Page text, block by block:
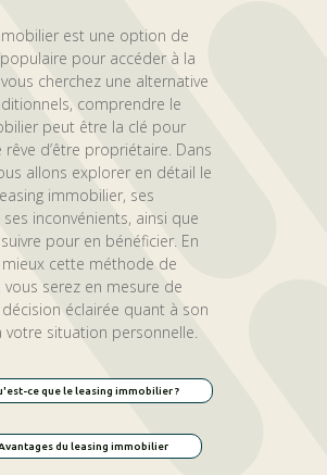
est une option de
pour accéder à la
cherchez une alternative
comprendre le
peut être la clé pour
rêve d’être propriétaire. Dans
allons explorer en détail le
immobilier, ses
inconvénients, ainsi que
pour en bénéficier. En
cette méthode de
serez en mesure de
éclairée quant à son
votre situation personnelle.
ce que le leasing immobilier ?
du leasing immobilier